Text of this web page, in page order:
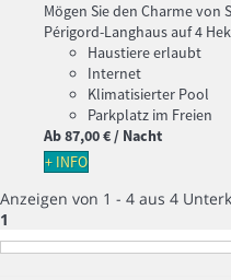
Mögen Sie den Charme von
Périgord-Langhaus auf 4
Haustiere erlaubt
Internet
Klimatisierter Pool
Parkplatz im Freien
Ab87,00 €/ Nacht
+ INFO
Anzeigen von 1 - 4 aus 4
1